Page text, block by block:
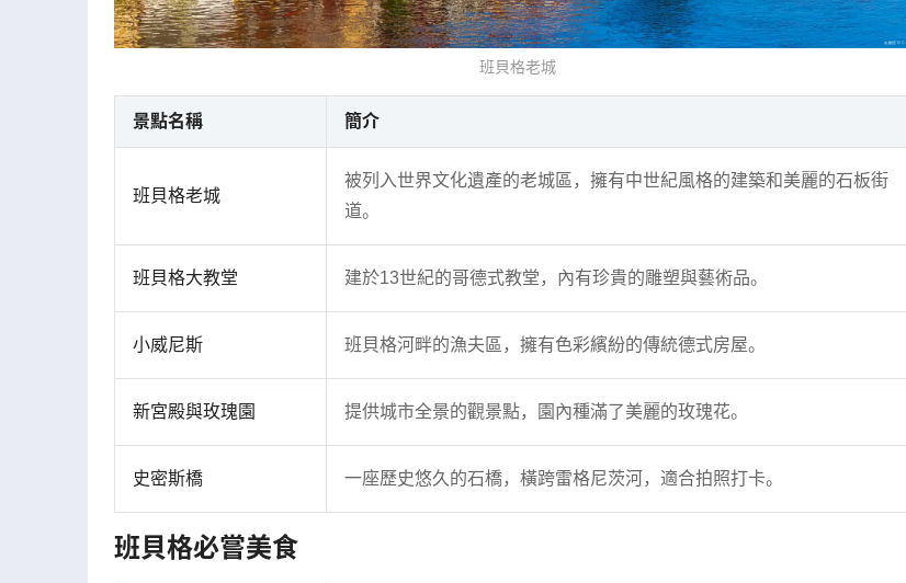
班貝格老城
景點名稱 簡介
班貝格老城
被列入世界文化遺產的老城區，擁有中世紀風格的建築和美麗的石板街
道。
班貝格大教堂 建於13世紀的哥德式教堂，內有珍貴的雕塑與藝術品。
小威尼斯 班貝格河畔的漁夫區，擁有色彩繽紛的傳統德式房屋。
新宮殿與玫瑰園 提供城市全景的觀景點，園內種滿了美麗的玫瑰花。
史密斯橋 一座歷史悠久的石橋，橫跨雷格尼茨河，適合拍照打卡。
班貝格必嘗美食